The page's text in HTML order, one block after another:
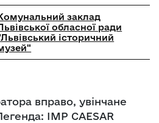
заклад
обласної ради
історичний
вправо, увінчане
IMP CAESAR